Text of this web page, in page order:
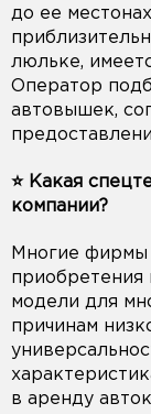
до ее
люльке,
Оператор
автовышек,
⭐️ Какая
компании?
Многие фирмы
модели для
причинам
в аренду